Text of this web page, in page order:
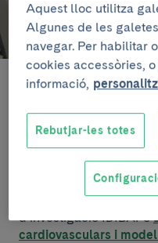
Els investigadors han
diagnosticades de SARS-
L’estudi ha estat
metge del servei de
l’Hospital Clínic de
d’investigació IDIBAPS
cardiovasculars i
Aquest lloc utilitza
Algunes de les
navegar. Per habilitar
cookies accessòries,
informació,
Rebutjar-les totes